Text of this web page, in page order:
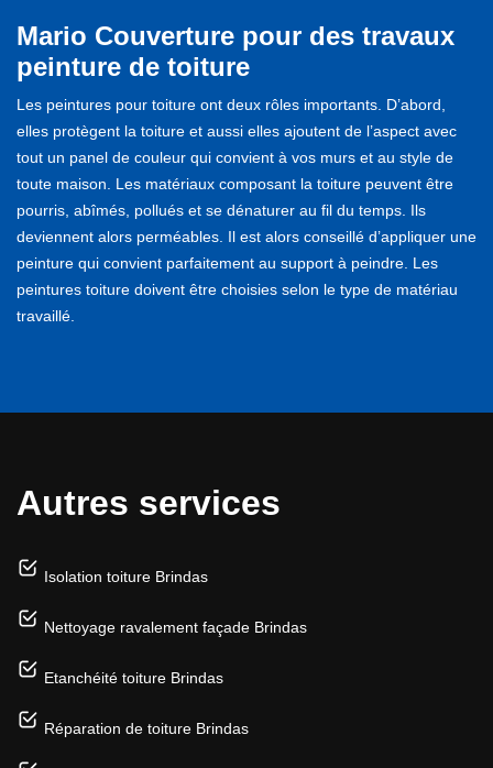
Mario Couverture pour des travaux
peinture de toiture
Les peintures pour toiture ont deux rôles importants. D’abord,
elles protègent la toiture et aussi elles ajoutent de l’aspect avec
tout un panel de couleur qui convient à vos murs et au style de
toute maison. Les matériaux composant la toiture peuvent être
pourris, abîmés, pollués et se dénaturer au fil du temps. Ils
deviennent alors perméables. Il est alors conseillé d’appliquer une
peinture qui convient parfaitement au support à peindre. Les
peintures toiture doivent être choisies selon le type de matériau
travaillé.
Autres services
Isolation toiture Brindas
Nettoyage ravalement façade Brindas
Etanchéité toiture Brindas
Réparation de toiture Brindas